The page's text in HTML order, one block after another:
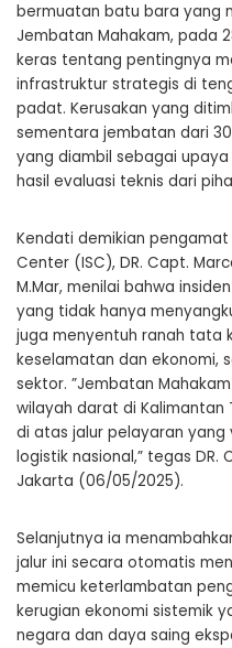
bermuatan batu bara yang
Jembatan Mahakam, pada
keras tentang pentingnya
infrastruktur strategis di
padat. Kerusakan yang
sementara jembatan dari 30
yang diambil sebagai
hasil evaluasi teknis dari
Kendati demikian
Center (ISC), DR. Capt.
M.Mar, menilai bahwa
yang tidak hanya
juga menyentuh ranah tata
keselamatan dan ekonomi,
sektor. ”Jembatan
wilayah darat di
di atas jalur pelayaran
logistik nasional,” tegas DR.
Jakarta (06/05/2025).
Selanjutnya ia
jalur ini secara otomatis
memicu keterlambatan
kerugian ekonomi sistemik
negara dan daya saing